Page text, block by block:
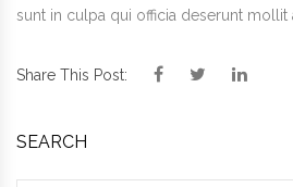
sunt in culpa qui officia deserunt mollit
Share This Post: Facebook
TwitterLinkedIn
SEARCH